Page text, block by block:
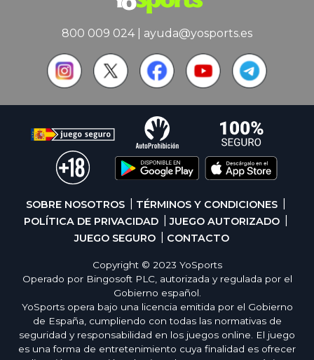
800 009 024| ayuda@yosports.es
SOBRE NOSOTROS
TÉRMINOS Y CONDICIONES
POLÍTICA DE PRIVACIDAD
JUEGO AUTORIZADO
JUEGO SEGURO
CONTACTO
Copyright © 2023 YoSports
Operado por Bingosoft PLC, autorizada y regulada por el
Gobierno español.
YoSports opera bajo una licencia emitida por el Gobierno
de España, cumpliendo con todas las normativas de
seguridad y responsabilidad en los juegos online. El juego
es una forma de entretenimiento cuya finalidad es ofrecer